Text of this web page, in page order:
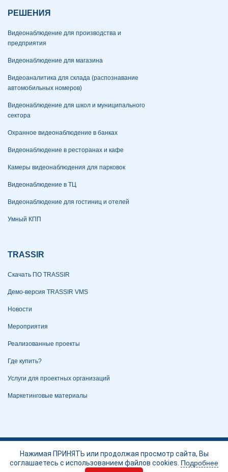
РЕШЕНИЯ
Видеонаблюдение для производства и
предприятия
Видеонаблюдение для магазина
Видеоаналитика для склада (распознавание
автомобильных номеров)
Видеонаблюдение для школ и муниципального
сектора
Охранное видеонаблюдение в банках
Видеонаблюдение в ресторанах и кафе
Камеры видеонаблюдения для парковок
Видеонаблюдение в ТЦ
Видеонаблюдение для гостиниц и отелей
Умный КПП
TRASSIR
Скачать ПО TRASSIR
Демо-версия TRASSIR VMS
Новости
Мероприятия
Реализованные проекты
Где купить?
Услуги для проектных организаций
Маркетинговые материалы
Политика конфиденциальности
Портал технической поддержки
Нажимая ПРИНЯТЬ или продолжая просмотр сайта, Вы
соглашаетесь с использованием файлов cookies. Подробнее